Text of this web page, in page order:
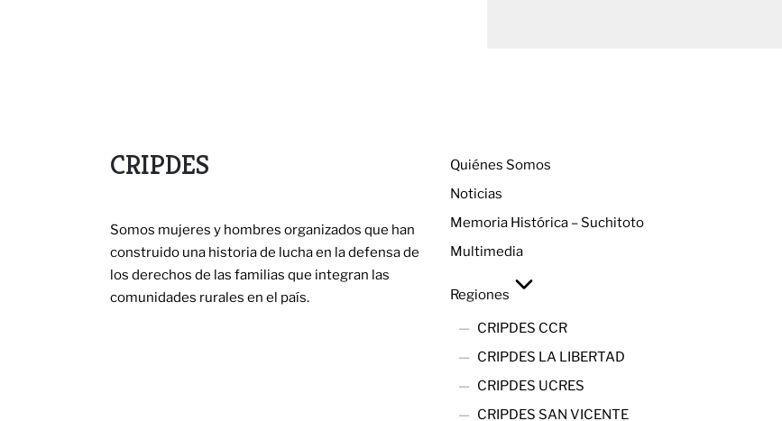
CRIPDES
Somos mujeres y hombres organizados que han
construido una historia de lucha en la defensa de
los derechos de las familias que integran las
comunidades rurales en el país.
Quiénes Somos
Noticias
Memoria Histórica – Suchitoto
Multimedia
Regiones
CRIPDES CCR
CRIPDES LA LIBERTAD
CRIPDES UCRES
CRIPDES SAN VICENTE